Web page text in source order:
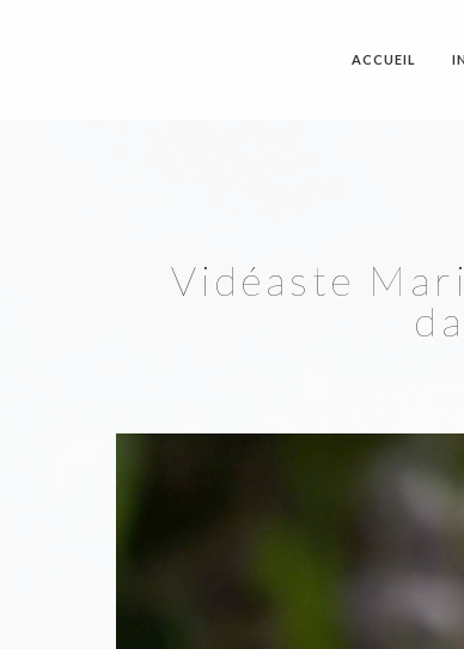
ACCUEIL
Vidéaste